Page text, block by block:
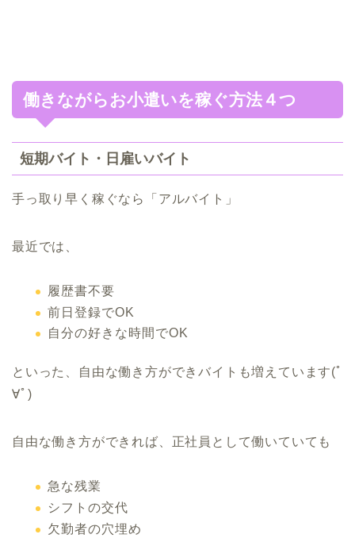
働きながらお小遣いを稼ぐ方法４つ
短期バイト・日雇いバイト
手っ取り早く稼ぐなら「アルバイト」
最近では、
履歴書不要
前日登録でOK
自分の好きな時間でOK
といった、自由な働き方ができバイトも増えています(ﾟ
∀ﾟ)
自由な働き方ができれば、正社員として働いていても
急な残業
シフトの交代
欠勤者の穴埋め